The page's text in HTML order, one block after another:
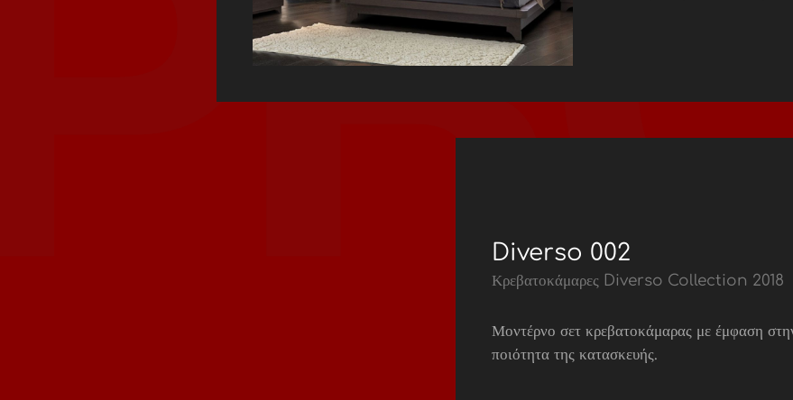
Diverso 002
Κρεβατοκάμαρες Diverso Collection 2018
Μοντέρνο σετ κρεβατοκάμαρας με έμφαση
ποιότητα της κατασκευής.